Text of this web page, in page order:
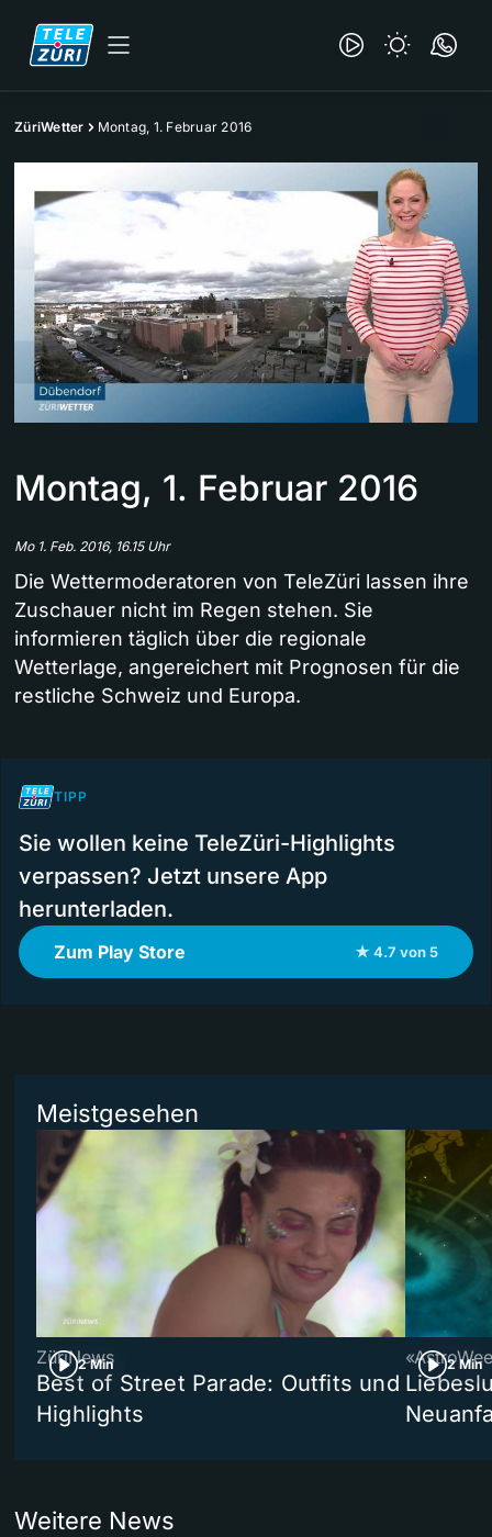
ZüriWetter Montag, 1. Februar 2016
Montag, 1. Februar 2016
Mo 1. Feb. 2016, 16.15 Uhr
Die Wettermoderatoren von TeleZüri lassen ihre
Zuschauer nicht im Regen stehen. Sie
informieren täglich über die regionale
Wetterlage, angereichert mit Prognosen für die
restliche Schweiz und Europa.
TIPP
Sie wollen keine TeleZüri-Highlights
verpassen? Jetzt unsere App
herunterladen.
Zum Play Store ★ 4.7 von 5
Meistgesehen
2 Min
ZüriNews
Best of Street Parade: Outfits und
Highlights
2 Min
Weitere News